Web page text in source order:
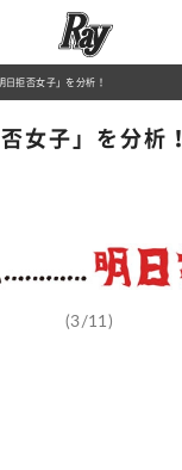
日拒否女子」を分析！
女子」を分析！
(3/11)